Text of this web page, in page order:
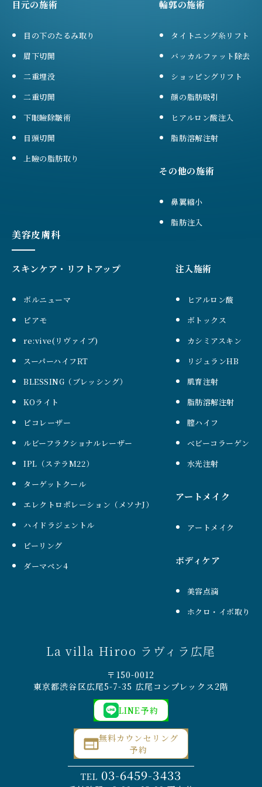
目元の施術
目の下のたるみ取り
眉下切開
二重埋没
二重切開
下眼瞼除皺術
目頭切開
上瞼の脂肪取り
輪郭の施術
タイトニング糸リフト
バッカルファット除去
ショッピングリフト
顔の脂肪吸引
ヒアルロン酸注入
脂肪溶解注射
その他の施術
鼻翼縮小
脂肪注入
美容皮膚科
スキンケア・リフトアップ
ボルニューマ
ピアモ
re:vive(リヴァイブ)
スーパーハイフRT
BLESSING（ブレッシング）
KOライト
ピコレーザー
ルビーフラクショナルレーザー
IPL（ステラM22）
ターゲットクール
エレクトロポレーション（メソナJ）
ハイドラジェントル
ピーリング
ダーマペン4
注入施術
ヒアルロン酸
ボトックス
カシミアスキン
リジュランHB
肌育注射
脂肪溶解注射
膣ハイフ
ベビーコラーゲン
水光注射
アートメイク
アートメイク
ボディケア
美容点滴
ホクロ・イボ取り
La villa Hiroo ラヴィラ広尾
〒150-0012
東京都渋谷区広尾5-7-35 広尾コンプレックス2階
LINE予約
無料カウンセリング
予約
TEL 03-6459-3433